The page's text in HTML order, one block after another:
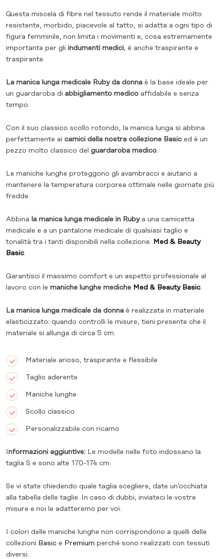
Questa miscela di fibre nel tessuto rende il materiale molto
resistente, morbido, piacevole al tatto, si adatta a ogni tipo di
figura femminile, non limita i movimenti e, cosa estremamente
importante per gli indumenti medici, è anche traspirante e
traspirante.
La manica lunga medicale Ruby da donna è la base ideale per
un guardaroba di abbigliamento medico affidabile e senza
tempo.
Con il suo classico scollo rotondo, la manica lunga si abbina
perfettamente ai camici della nostra collezione Basic ed è un
pezzo molto classico del guardaroba medico.
Le maniche lunghe proteggono gli avambracci e aiutano a
mantenere la temperatura corporea ottimale nelle giornate più
fredde.
Abbina la manica lunga medicale in Ruby a una camicetta
medicale e a un pantalone medicale di qualsiasi taglio e
tonalità tra i tanti disponibili nella collezione. Med & Beauty
Basic.
Garantisci il massimo comfort e un aspetto professionale al
lavoro con le maniche lunghe mediche Med & Beauty Basic.
La manica lunga medicale da donna è realizzata in materiale
elasticizzato: quando controlli le misure, tieni presente che il
materiale si allunga di circa 5 cm.
Materiale arioso, traspirante e flessibile
Taglio aderente
Maniche lunghe
Scollo classico
Personalizzabile con ricamo
nformazioni aggiuntive: Le modelle nelle foto indossano la
taglia S e sono alte 170-174 cm.
Se vi state chiedendo quale taglia scegliere, date un'occhiata
alla tabella delle taglie. In caso di dubbi, inviateci le vostre
misure e noi le adatteremo per voi.
I colori delle maniche lunghe non corrispondono a quelli delle
collezioni Basic e Premium perché sono realizzati con tessuti
diversi.